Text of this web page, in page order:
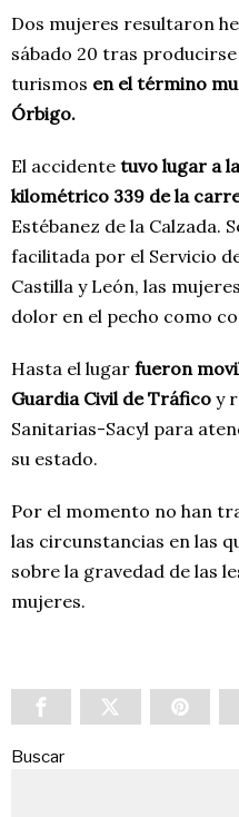
Dos mujeres resultaron
sábado 20 tras
turismos en el término
Órbigo.
El accidente tuvo lugar a
kilométrico 339 de la
Estébanez de la Calzada.
facilitada por el Servicio
Castilla y León, las
dolor en el pecho como
Hasta el lugar fueron
Guardia Civil de Tráfico y
Sanitarias-Sacyl para
su estado.
Por el momento no han
las circunstancias en las
sobre la gravedad de las
mujeres.
Buscar